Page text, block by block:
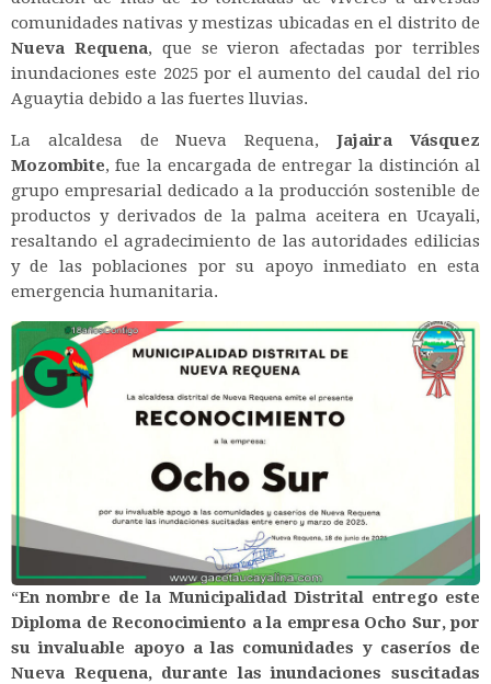
comunidades nativas y mestizas ubicadas en el distrito de
Nueva Requena, que se vieron afectadas por terribles
inundaciones este 2025 por el aumento del caudal del rio
Aguaytia debido a las fuertes lluvias.
La alcaldesa de Nueva Requena,Jajaira Vásquez
Mozombite, fue la encargada de entregar la distinción al
grupo empresarial dedicado a la producción sostenible de
productos y derivados de la palma aceitera en Ucayali,
resaltando el agradecimiento de las autoridades edilicias
y de las poblaciones por su apoyo inmediato en esta
emergencia humanitaria.
“En nombre de la Municipalidad Distrital entrego este
Diploma de Reconocimiento a la empresa Ocho Sur, por
su invaluable apoyo a las comunidades y caseríos de
Nueva Requena, durante las inundaciones suscitadas